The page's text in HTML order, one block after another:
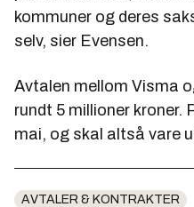
kommuner og deres
selv, sier Evensen.
Avtalen mellom Visma
rundt 5 millioner
mai, og skal altså vare
AVTALER & KONTRAKTER